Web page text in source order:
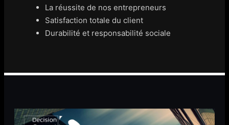
La réussite de nos entrepreneurs
Satisfaction totale du client
Durabilité et responsabilité sociale